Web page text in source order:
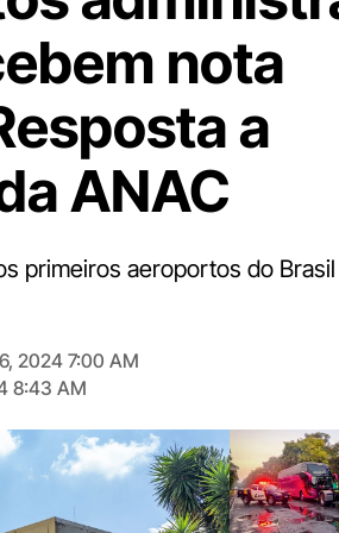
nota
a
ANAC
primeiros aeroportos do
2024 7:00 AM
8:43 AM
aqui
o
seu